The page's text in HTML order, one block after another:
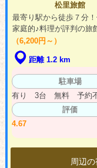
松里旅館
最寄り駅から徒歩７分
家庭的♪料理が評判の旅
（6,200円～）
距離 1.2 km
駐車場
有り 3台 無料 予約
評価
4.67
周辺